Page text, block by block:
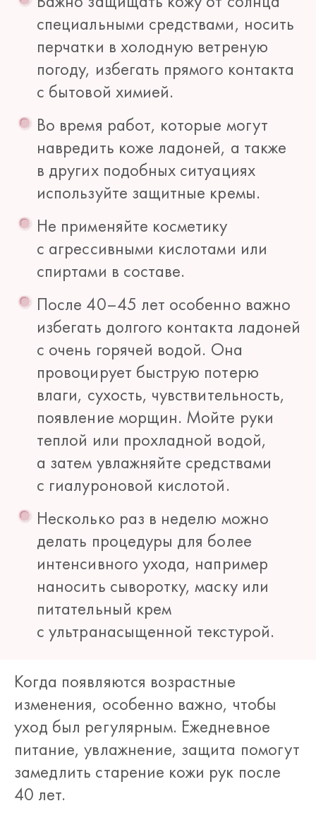
специальными средствами, носить
перчатки в холодную ветреную
погоду, избегать прямого контакта
с бытовой химией.
Во время работ, которые могут
навредить коже ладоней, а также
в других подобных ситуациях
используйте защитные кремы.
Не применяйте косметику
с агрессивными кислотами или
спиртами в составе.
После 40–45 лет особенно важно
избегать долгого контакта ладоней
с очень горячей водой. Она
провоцирует быструю потерю
влаги, сухость, чувствительность,
появление морщин. Мойте руки
теплой или прохладной водой,
а затем увлажняйте средствами
с гиалуроновой кислотой.
Несколько раз в неделю можно
делать процедуры для более
интенсивного ухода, например
наносить сыворотку, маску или
питательный крем
с ультранасыщенной текстурой.
Когда появляются возрастные
изменения, особенно важно, чтобы
уход был регулярным. Ежедневное
питание, увлажнение, защита помогут
замедлить старение кожи рук после
40 лет.